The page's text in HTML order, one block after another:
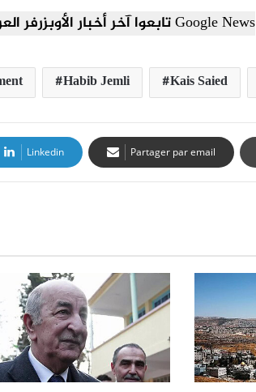
تابعوا آخر أخبار الأوبزرفر العربي عبر Google News
Habib Jemli Kais Saied
Linkedin Partager par email